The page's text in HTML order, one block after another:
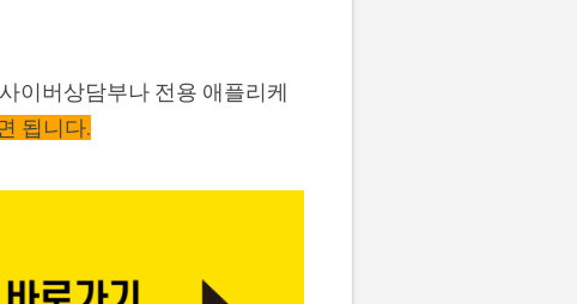
이버상담부나 전용 애플리케
됩니다.